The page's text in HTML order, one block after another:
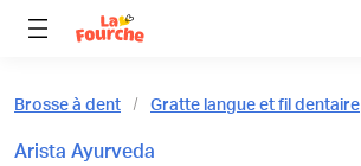
Brosse à dent Gratte langue et fil dentaire
Arista Ayurveda